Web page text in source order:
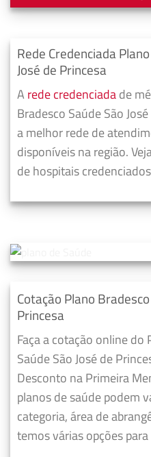
Rede Credenciada
José de Princesa
A rede credenciadade
Bradesco Saúde São
a melhor rede de
disponíveis na região.
de hospitais
Cotação Plano
Princesa
Faça a cotação online do
Saúde São José de
Desconto na Primeira
planos de saúde podem
categoria, área de
temos várias opções